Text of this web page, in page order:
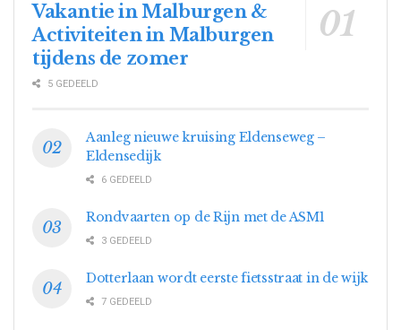
Vakantie in Malburgen &
Activiteiten in Malburgen
tijdens de zomer
5 GEDEELD
Aanleg nieuwe kruising Eldenseweg –
Eldensedijk
6 GEDEELD
Rondvaarten op de Rijn met de ASM1
3 GEDEELD
Dotterlaan wordt eerste fietsstraat in de wijk
7 GEDEELD